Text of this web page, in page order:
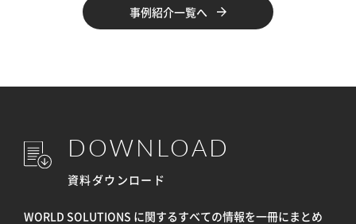
事例紹介一覧へ
DOWNLOAD
資料ダウンロード
WORLD SOLUTIONS に関するすべての情報を一冊にまとめ